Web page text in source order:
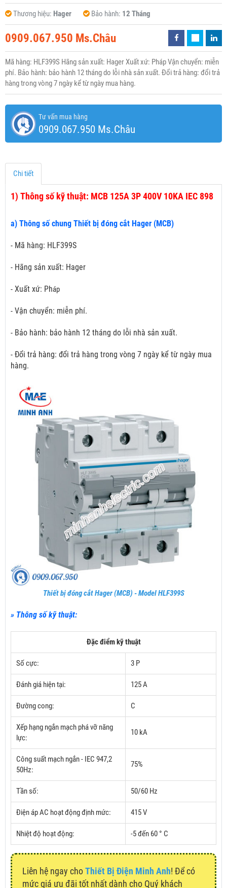
Thương hiệu: Hager Bảo hành: 12 Tháng
0909.067.950 Ms.Châu
Mã hàng: HLF399S Hãng sản xuất: Hager Xuất xứ: Pháp Vận chuyển: miễn
phí. Bảo hành: bảo hành 12 tháng do lỗi nhà sản xuất. Đổi trả hàng: đổi trả
hàng trong vòng 7 ngày kể từ ngày mua hàng.
Tư vấn mua hàng
0909.067.950 Ms.Châu
Chi tiết
1) Thông số kỹ thuật: MCB 125A 3P 400V 10KA IEC 898
a) Thông số chung Thiết bị đóng cắt Hager (MCB)
- Mã hàng: HLF399S
- Hãng sản xuất: Hager
- Xuất xứ: Pháp
- Vận chuyển: miễn phí.
- Bảo hành: bảo hành 12 tháng do lỗi nhà sản xuất.
- Đổi trả hàng: đổi trả hàng trong vòng 7 ngày kể từ ngày mua
hàng.
Thiết bị đóng cắt Hager (MCB) - Model HLF399S
» Thông số kỹ thuật:
Đặc điểm kỹ thuật
Số cực: 3 P
Đánh giá hiện tại: 125 A
Đường cong: C
Xếp hạng ngắn mạch phá vỡ năng
lực:
10 kA
Công suất mạch ngắn - IEC 947,2
50Hz:
75%
Tần số: 50/60 Hz
Điện áp AC hoạt động định mức: 415 V
Nhiệt độ hoạt động: -5 đến 60 ° C
Liên hệ ngay choThiết Bị Điện Minh Anh! Để có
mức giá ưu đãi tốt nhất dành cho Quý khách